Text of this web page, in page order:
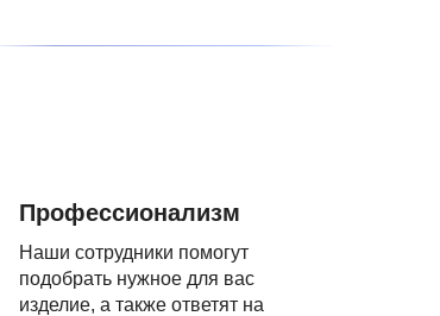
Профессионализм
Наши сотрудники помогут
подобрать нужное для вас
изделие, а также ответят на